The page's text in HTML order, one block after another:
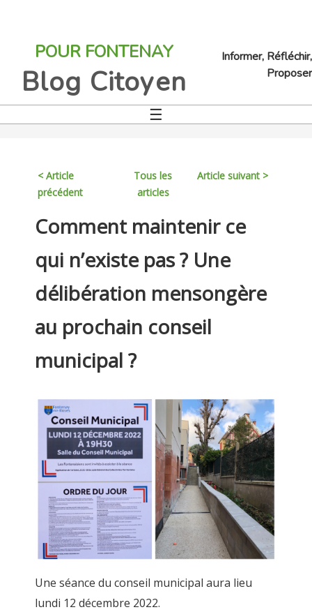
navigationPOUR FONTENAY
Blog Citoyen
Informer, Réfléchir,
Proposer
☰
< Article
précédent
Tous les
articles
Article suivant >
Back
to
Comment maintenir ce
qui n’existe pas ? Une
délibération mensongère
au prochain conseil
municipal ?
Une séance du conseil municipal aura lieu
lundi 12 décembre 2022.